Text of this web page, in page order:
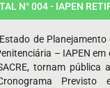
N° 004 - IAPEN
de
– IAPEN
tornam
Previsto